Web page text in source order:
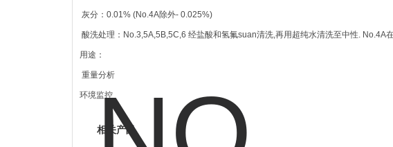
灰分：0.01% (No.4A除外- 0.025%)
酸洗处理：No.3,5A,5B,5C,6 经盐酸和氢氟suan清洗,再用超纯水清洗至中性. No.4A
用途：
重量分析
环境监控
相关产品